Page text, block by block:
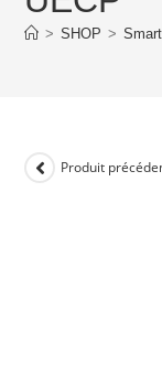
> SHOP >
Produit